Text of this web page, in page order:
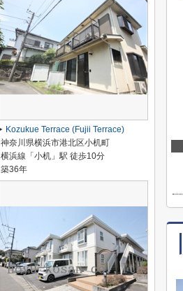
Kozukue Terrace (Fujii Terrace)
神奈川県横浜市港北区小机町
横浜線「小机」駅 徒歩10分
築36年